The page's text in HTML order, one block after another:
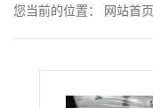
公
您当前的位置： 网站首页